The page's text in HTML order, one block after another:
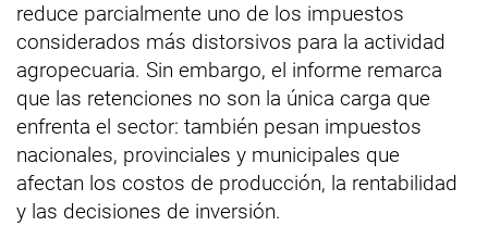
reduce parcialmente uno de los impuestos
considerados más distorsivos para la actividad
agropecuaria. Sin embargo, el informe remarca
que las retenciones no son la única carga que
enfrenta el sector: también pesan impuestos
nacionales, provinciales y municipales que
afectan los costos de producción, la rentabilidad
y las decisiones de inversión.